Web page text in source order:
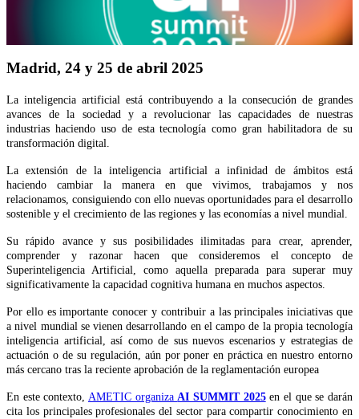
Madrid, 24 y 25 de abril 2025
La inteligencia artificial está contribuyendo a la consecución de grandes
avances de la sociedad y a revolucionar las capacidades de nuestras
industrias haciendo uso de esta tecnología como gran habilitadora de su
transformación digital.
La extensión de la inteligencia artificial a infinidad de ámbitos está
haciendo cambiar la manera en que vivimos, trabajamos y nos
relacionamos, consiguiendo con ello nuevas oportunidades para el desarrollo
sostenible y el crecimiento de las regiones y las economías a nivel mundial.
Su rápido avance y sus posibilidades ilimitadas para crear, aprender,
comprender y razonar hacen que consideremos el concepto de
Superinteligencia Artificial, como aquella preparada para superar muy
significativamente la capacidad cognitiva humana en muchos aspectos.
Por ello es importante conocer y contribuir a las principales iniciativas que
a nivel mundial se vienen desarrollando en el campo de la propia tecnología
inteligencia artificial, así como de sus nuevos escenarios y estrategias de
actuación o de su regulación, aún por poner en práctica en nuestro entorno
más cercano tras la reciente aprobación de la reglamentación europea
En este contexto, AMETIC organizaAI SUMMIT 2025 en el que se darán
cita los principales profesionales del sector para compartir conocimiento en